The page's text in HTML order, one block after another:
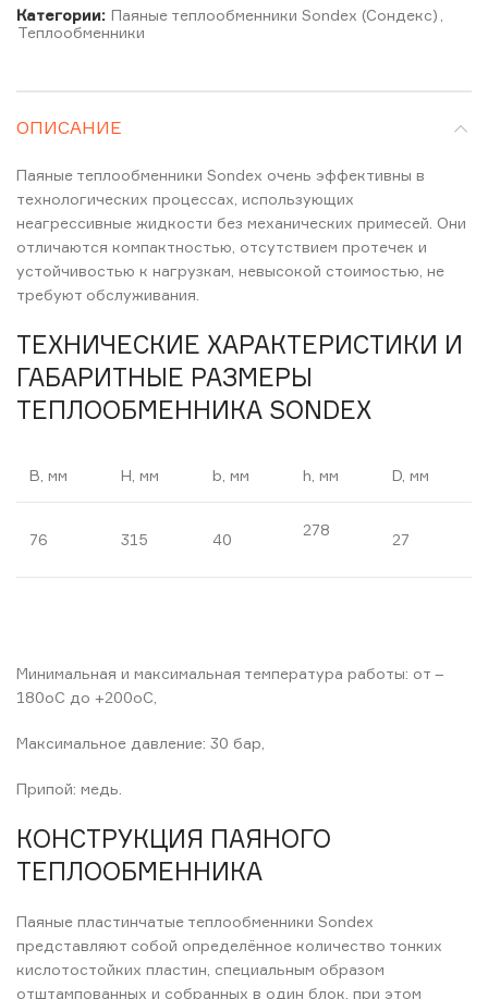
Категории: Паяные теплообменники Sondex (Сондекс)
Теплообменники
ОПИСАНИЕ
Паяные теплообменники Sondex очень эффективны в
технологических процессах, использующих
неагрессивные жидкости без механических примесей. Они
отличаются компактностью, отсутствием протечек и
устойчивостью к нагрузкам, невысокой стоимостью, не
требуют обслуживания.
ТЕХНИЧЕСКИЕ ХАРАКТЕРИСТИКИ И
ГАБАРИТНЫЕ РАЗМЕРЫ
ТЕПЛООБМЕННИКА SONDEX
B, мм H, мм b, мм h, мм D, мм
76 315 40
278
27
Минимальная и максимальная температура работы: от –
180oC до +200oC,
Максимальное давление: 30 бар,
Припой: медь.
КОНСТРУКЦИЯ ПАЯНОГО
ТЕПЛООБМЕННИКА
Паяные пластинчатые теплообменники Sondex
представляют собой определённое количество тонких
кислотостойких пластин, специальным образом
отштампованных и собранных в один блок, при этом